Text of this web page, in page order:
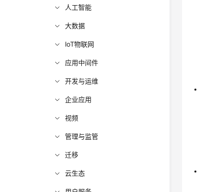
人工智能
大数据
IoT物联网
应用中间件
开发与运维
企业应用
视频
管理与监管
迁移
云生态